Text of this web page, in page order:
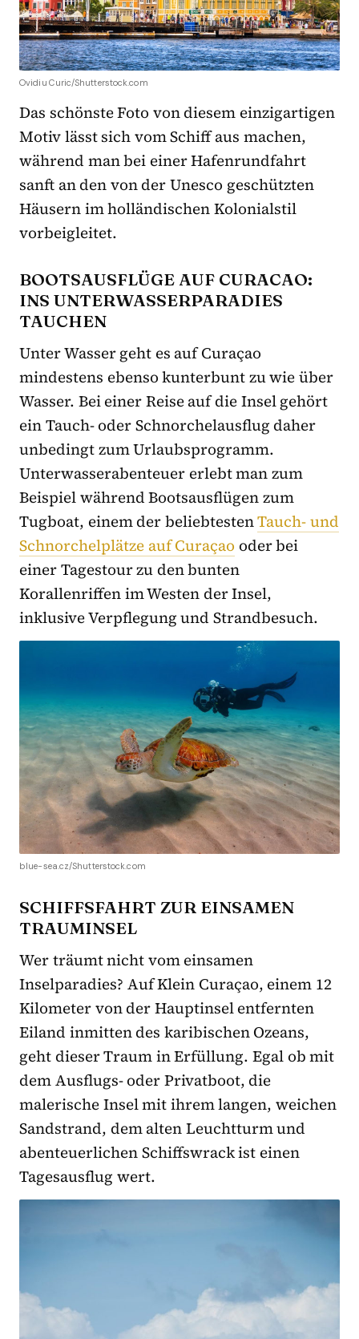
Ovidiu Curic/Shutterstock.com
Das schönste Foto von diesem einzigartigen
Motiv lässt sich vom Schiff aus machen,
während man bei einer Hafenrundfahrt
sanft an den von der Unesco geschützten
Häusern im holländischen Kolonialstil
vorbeigleitet.
BOOTSAUSFLÜGE AUF CURACAO:
INS UNTERWASSERPARADIES
TAUCHEN
Unter Wasser geht es auf Curaçao
mindestens ebenso kunterbunt zu wie über
Wasser. Bei einer Reise auf die Insel gehört
ein Tauch- oder Schnorchelausflug daher
unbedingt zum Urlaubsprogramm.
Unterwasserabenteuer erlebt man zum
Beispiel während Bootsausflügen zum
Tugboat, einem der beliebtestenTauch- und
Schnorchelplätze auf Curaçao oder bei
einer Tagestour zu den bunten
Korallenriffen im Westen der Insel,
inklusive Verpflegung und Strandbesuch.
blue-sea.cz/Shutterstock.com
SCHIFFSFAHRT ZUR EINSAMEN
TRAUMINSEL
Wer träumt nicht vom einsamen
Inselparadies? Auf Klein Curaçao, einem 12
Kilometer von der Hauptinsel entfernten
Eiland inmitten des karibischen Ozeans,
geht dieser Traum in Erfüllung. Egal ob mit
dem Ausflugs- oder Privatboot, die
malerische Insel mit ihrem langen, weichen
Sandstrand, dem alten Leuchtturm und
abenteuerlichen Schiffswrack ist einen
Tagesausflug wert.